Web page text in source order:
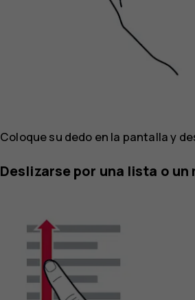
Coloque su dedo en la pantalla y
Deslizarse por una lista o un